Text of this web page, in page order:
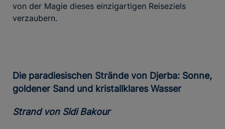
von der Magie dieses einzigartigen Reiseziels
verzaubern.
Die paradiesischen Strände von Djerba: Sonne,
goldener Sand und kristallklares Wasser
Strand von Sidi Bakour